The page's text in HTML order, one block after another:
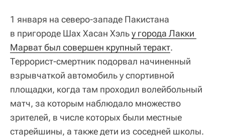
1 января на северо-западе Пакистана
в пригороде Шах Хасан Хэльу города Лакки
Марват был совершен крупный теракт.
Террорист-смертник подорвал начиненный
взрывчаткой автомобиль у спортивной
площадки, когда там проходил волейбольный
матч, за которым наблюдало множество
зрителей, в числе которых были местные
старейшины, а также дети из соседней школы.